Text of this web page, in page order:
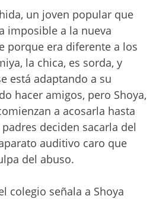
un joven popular que
imposible a la nueva
porque era diferente a los
la chica, es sorda, y
está adaptando a su
hacer amigos, pero Shoya,
a acosarla hasta
deciden sacarla del
auditivo caro que
del abuso.
colegio señala a Shoya